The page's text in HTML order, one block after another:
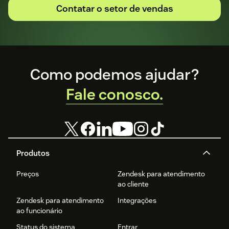
Contatar o setor de vendas
Footer
Produtos
Preços
Zendesk para atendimento
ao cliente
Zendesk para atendimento
ao funcionário
Integrações
Status do sistema Entrar
Como podemos ajudar?
Fale conosco.